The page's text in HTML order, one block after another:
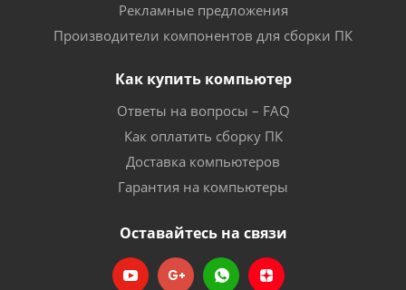
Рекламные предложения
Производители компонентов для сборки ПК
Как купить компьютер
Ответы на вопросы – FAQ
Как оплатить сборку ПК
Доставка компьютеров
Гарантия на компьютеры
Оставайтесь на связи